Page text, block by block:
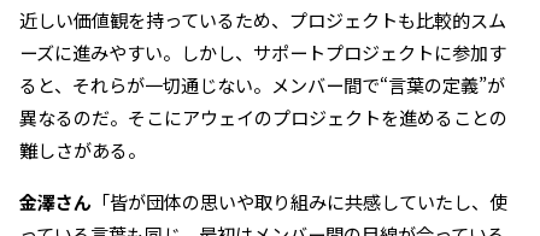
近しい価値観を持っているため、プロジェクトも比較的スム
ーズに進みやすい。しかし、サポートプロジェクトに参加す
ると、それらが一切通じない。メンバー間で“言葉の定義”が
異なるのだ。そこにアウェイのプロジェクトを進めることの
難しさがある。
金澤さん 「皆が団体の思いや取り組みに共感していたし、使